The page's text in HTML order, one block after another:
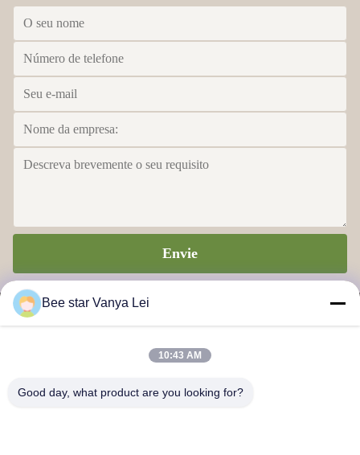
Envie
ESTRELA DA ABELHA PARA GLORIFICAR SUA VIDA
Bee star Vanya Lei
10:43 AM
Good day, what product are you looking for?